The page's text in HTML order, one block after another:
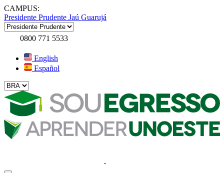
CAMPUS:
Presidente Prudente Jaú Guarujá
0800 771 5533
English
Español